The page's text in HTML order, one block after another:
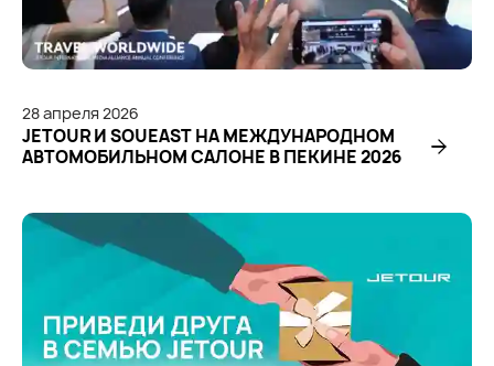
28апреля2026
JETOUR И SOUEAST НА МЕЖДУНАРОДНОМ
АВТОМОБИЛЬНОМ САЛОНЕ В ПЕКИНЕ 2026